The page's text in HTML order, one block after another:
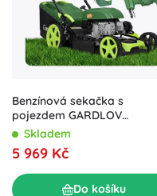
Benzínová sekačka s
pojezdem GARDLOV
DriveXPro 51 cm 4v1, 196 cm³
Skladem
5 969 Kč
Do košíku